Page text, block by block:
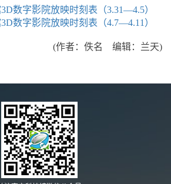
数字影院放映时刻表（3.31—4.5）
数字影院放映时刻表（4.7—4.11）
(作者：佚名 编辑：兰天)